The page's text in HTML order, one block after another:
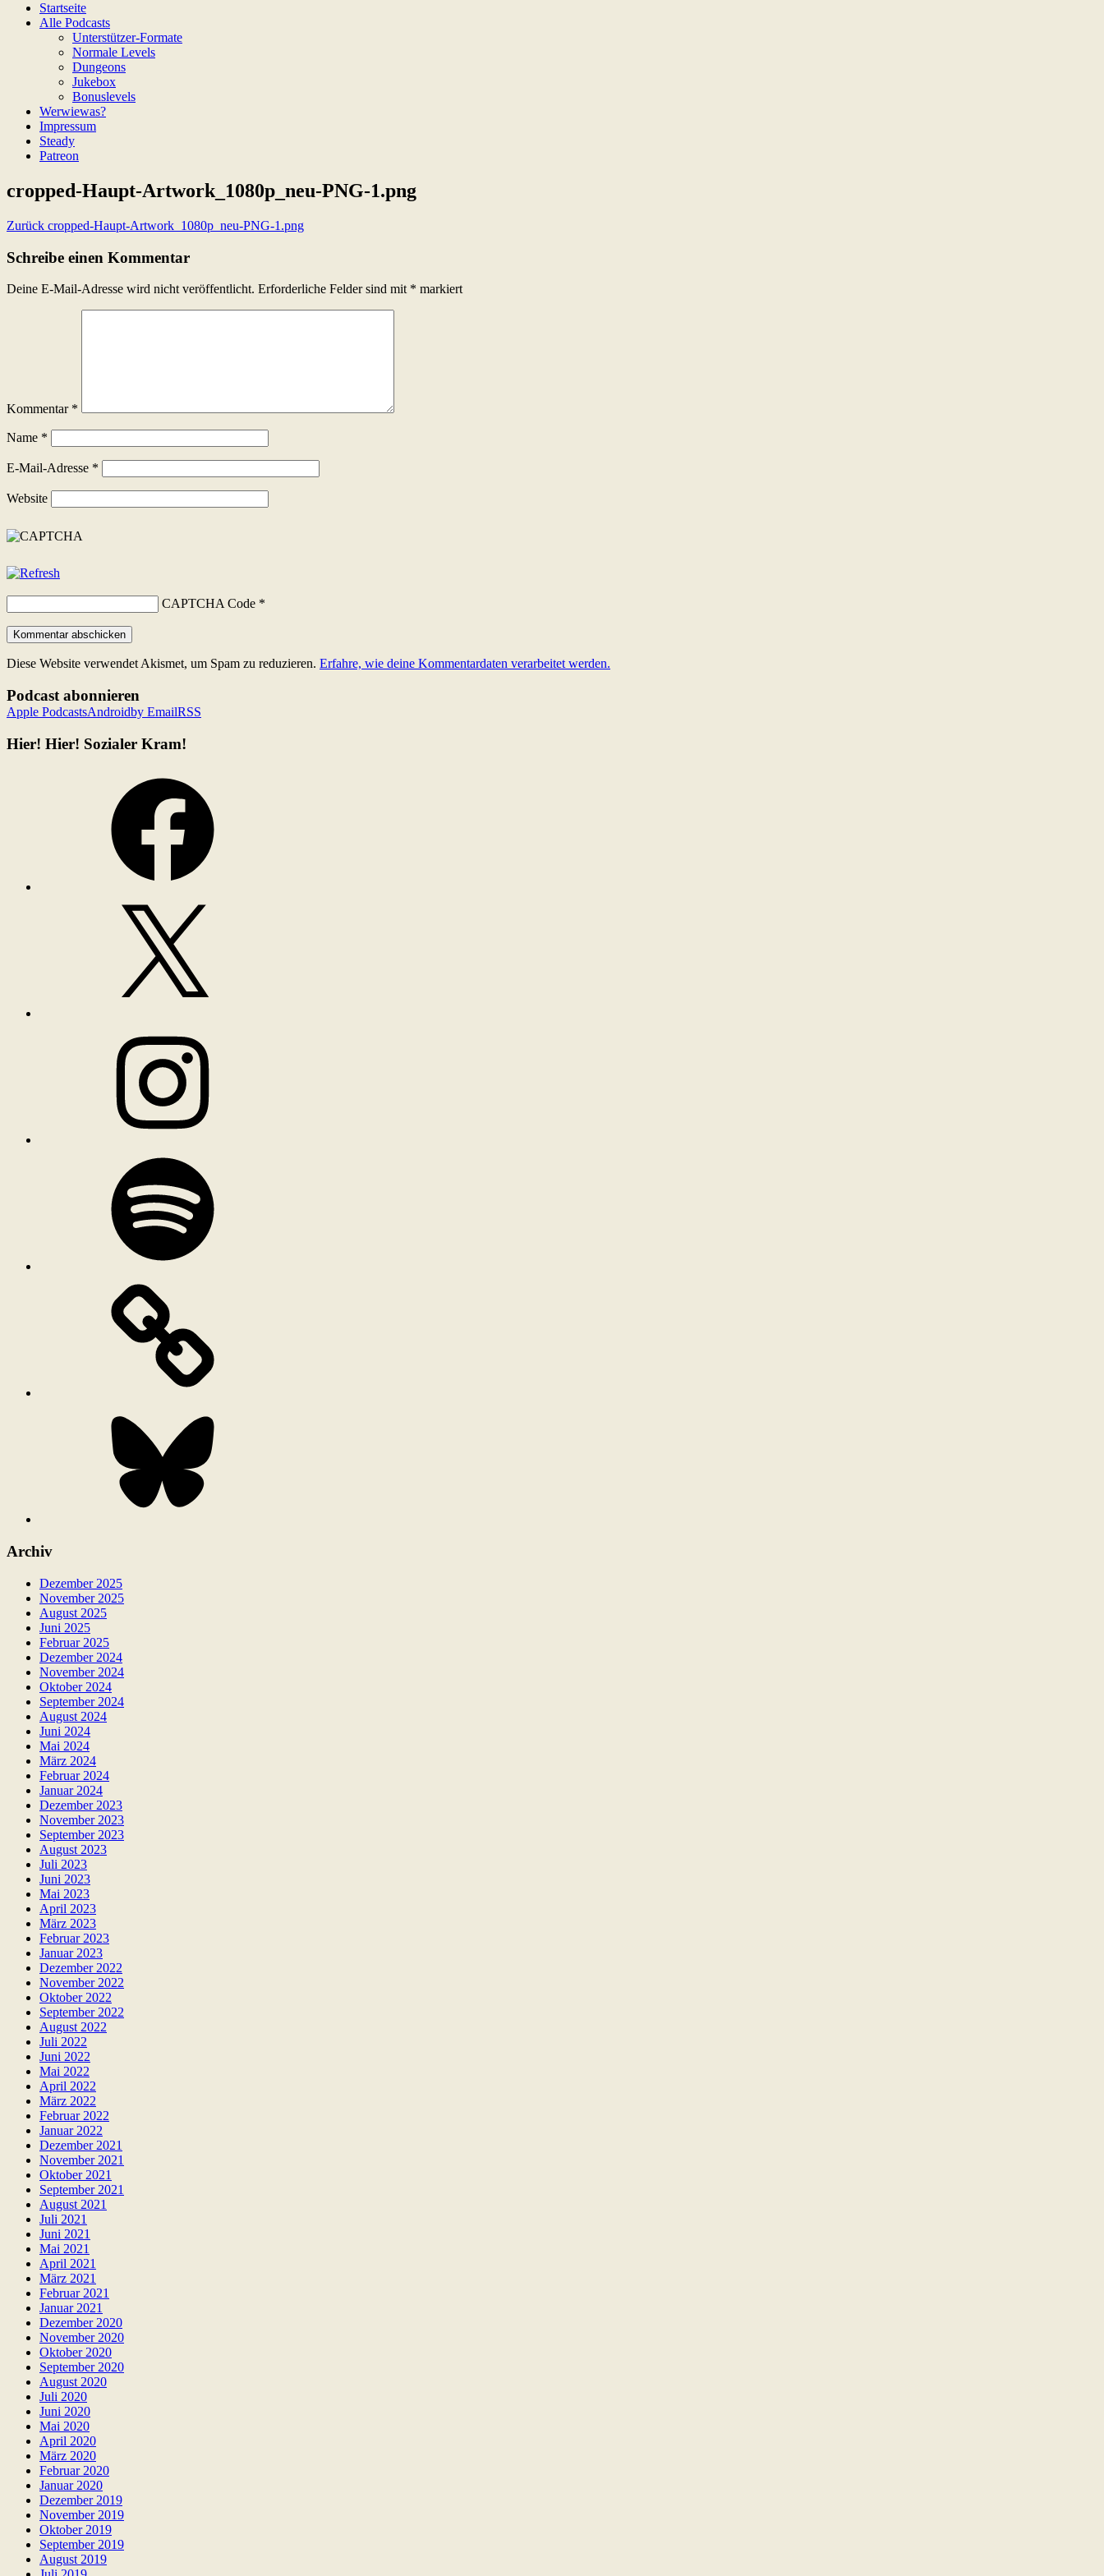
Startseite
Alle Podcasts
Unterstützer-Formate
Normale Levels
Dungeons
Jukebox
Bonuslevels
Werwiewas?
Impressum
Steady
Patreon
cropped-Haupt-Artwork_1080p_neu-PNG-1.png
Beitragsnavigation
Zurück cropped-Haupt-Artwork_1080p_neu-PNG-1.png
Schreibe einen Kommentar
Deine E-Mail-Adresse wird nicht veröffentlicht. Erforderliche Felder sind mit * markiert
Kommentar *
Name *
E-Mail-Adresse *
Website
CAPTCHA Code *
Diese Website verwendet Akismet, um Spam zu reduzieren. Erfahre, wie deine Kommentardaten verarbeitet werden.
Podcast abonnieren
Apple PodcastsAndroidby EmailRSS
Hier! Hier! Sozialer Kram!
Archiv
Dezember 2025
November 2025
August 2025
Juni 2025
Februar 2025
Dezember 2024
November 2024
Oktober 2024
September 2024
August 2024
Juni 2024
Mai 2024
März 2024
Februar 2024
Januar 2024
Dezember 2023
November 2023
September 2023
August 2023
Juli 2023
Juni 2023
Mai 2023
April 2023
März 2023
Februar 2023
Januar 2023
Dezember 2022
November 2022
Oktober 2022
September 2022
August 2022
Juli 2022
Juni 2022
Mai 2022
April 2022
März 2022
Februar 2022
Januar 2022
Dezember 2021
November 2021
Oktober 2021
September 2021
August 2021
Juli 2021
Juni 2021
Mai 2021
April 2021
März 2021
Februar 2021
Januar 2021
Dezember 2020
November 2020
Oktober 2020
September 2020
August 2020
Juli 2020
Juni 2020
Mai 2020
April 2020
März 2020
Februar 2020
Januar 2020
Dezember 2019
November 2019
Oktober 2019
September 2019
August 2019